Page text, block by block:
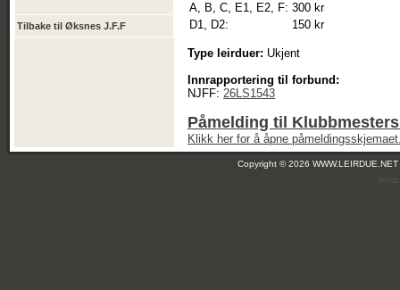
Tilbake til Øksnes J.F.F
A, B, C, E1, E2, F: 300 kr
D1, D2:
150 kr
Type leirduer: Ukjent
Innrapportering til forbund:
NJFF: 26LS1543
Påmelding til
Klikk her for å åpne
Copyright © 2026